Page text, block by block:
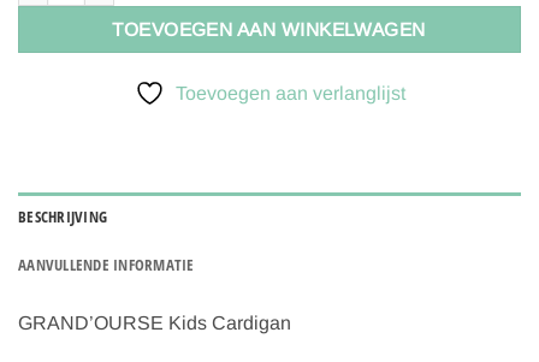
TOEVOEGEN AAN WINKELWAGEN
Toevoegen aan verlanglijst
BESCHRIJVING
AANVULLENDE INFORMATIE
GRAND’OURSE Kids Cardigan